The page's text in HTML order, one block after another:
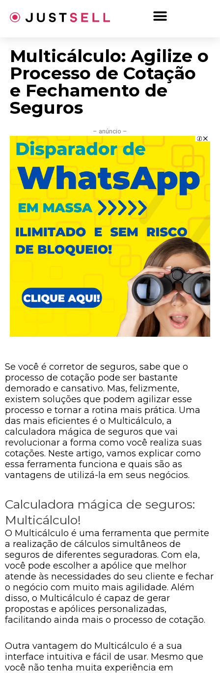
para
Multicálculo: Agilize o
Processo de Cotação
e Fechamento de
Seguros
– anúncio –
Se você é corretor de seguros, sabe que o
processo de cotação pode ser bastante
demorado e cansativo. Mas, felizmente,
existem soluções que podem agilizar esse
processo e tornar a rotina mais prática. Uma
das mais eficientes é o Multicálculo, a
calculadora mágica de seguros que vai
revolucionar a forma como você realiza suas
cotações. Neste artigo, vamos explicar como
essa ferramenta funciona e quais são as
vantagens de utilizá-la em seus negócios.
Calculadora mágica de seguros:
Multicálculo!
O Multicálculo é uma ferramenta que permite
a realização de cálculos simultâneos de
seguros de diferentes seguradoras. Com ela,
você pode escolher a apólice que melhor
atende às necessidades do seu cliente e fechar
o negócio com muito mais agilidade. Além
disso, o Multicálculo é capaz de gerar
propostas e apólices personalizadas,
facilitando ainda mais o processo de cotação.
Outra vantagem do Multicálculo é a sua
interface intuitiva e fácil de usar. Mesmo que
você não tenha muita experiência em